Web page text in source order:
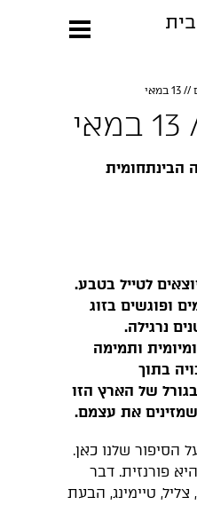
הבינתחומית
שיף
לטייל בטבע.
ופוגשים בזוג
נרגילה.
ותמימה
בתוך
של הארץ הזו
את עצמם.
הסיפור שלנו כאן.
פורנזית. דבר
טיימינג, הבעת